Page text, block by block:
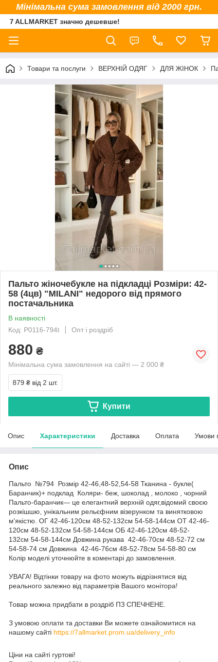
Мінімальна сума замовлення від 2000 грн.
7 ALLMARKET значно дешевше!
Товари та послуги ВЕРХНІЙ ОДЯГ ДЛЯ ЖІНОК
Пальто жіночебукле на підкладці Розміри: 42-
58 (4цв) "MILANI" недорого від прямого
постачальника
В наявності
Код: P0116-794t
Опт і роздріб
880 ₴
Мінімальна сума замовлення на сайті — 2 000 ₴
879 ₴ від 2 шт.
Купити
Опис Характеристики Доставка Оплата Умови
Опис
Пальто №794 Розмір 42-46,48-52,54-58 Тканина - букле(
Баранчик)+ подклад Коляри- беж, шоколад , молоко , чорний
Пальто-баранчик— це елегантний верхній одяг,відомий своєю
розкішшю, унікальним рельєфним візерунком та винятковою
м'якістю. ОГ 42-46-120см 48-52-132см 54-58-144см ОТ 42-46-
120см 48-52-132см 54-58-144см ОБ 42-46-120см 48-52-
132см 54-58-144см Довжина рукава 42-46-70см 48-52-72 см
54-58-74 см Довжина 42-46-76см 48-52-78см 54-58-80 см
Колір моделі уточнюйте в коментарі до замовлення.
УВАГА! Відтінки товару на фото можуть відрізнятися від
реального залежно від параметрів Вашого монітора!
Товар можна придбати в роздріб ПЗ СПЕЧНЕНЕ.
З умовою оплати та доставки Ви можете ознайомитися на
нашому сайті https://7allmarket.prom.ua/delivery_info
Ціни на сайті гуртові!